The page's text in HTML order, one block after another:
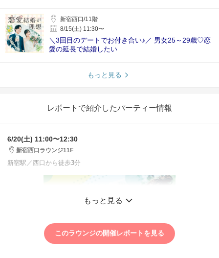
新宿西口/11階
8/15(土) 11:30〜
＼3回目のデートでお付き合い♪／ 男女25～29歳♡恋
愛の延長で結婚したい
もっと見る
レポートで紹介したパーティー情報
6/20(土) 11:00〜12:30
新宿西口ラウンジ11F
新宿駅／西口から徒歩3分
もっと見る
このラウンジの開催レポートを見る